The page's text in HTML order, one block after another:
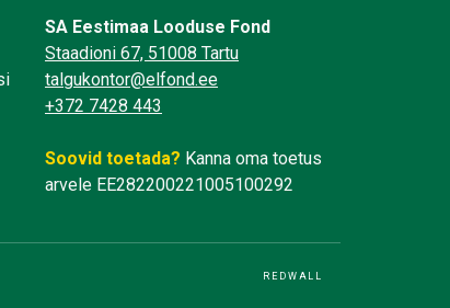
SA Eestimaa Looduse Fond
Staadioni 67, 51008 Tartu
talgukontor@elfond.ee
+372 7428 443
Soovid toetada? Kanna oma toetus
arvele EE282200221005100292
REDWALL